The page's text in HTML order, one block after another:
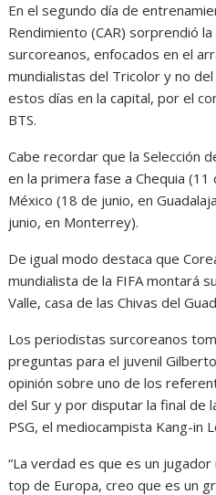
En el segundo día de
Rendimiento (CAR) sorprendió
surcoreanos, enfocados en el
mundialistas del Tricolor y no
estos días en la capital, por el
BTS.
Cabe recordar que la Selección
en la primera fase a Chequia (11
México (18 de junio, en
junio, en Monterrey).
De igual modo destaca que
mundialista de la FIFA montará
Valle, casa de las Chivas del
Los periodistas surcoreanos
preguntas para el juvenil
opinión sobre uno de los
del Sur y por disputar la final de
PSG, el mediocampista Kang-in
“La verdad es que es un
top de Europa, creo que es un